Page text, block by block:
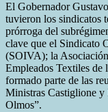
El Gobernador
tuvieron los sindicatos
prórroga del
clave que el Sindicato
(SOIVA); la
Empleados Textiles
formado parte de las
Ministras Castiglione
Olmos”.